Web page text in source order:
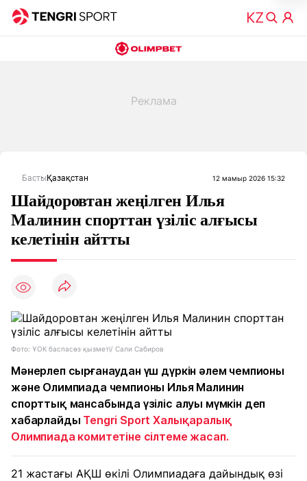
БастыҚазақстан 12 мамыр 2026 15:32
Шайдоровтан жеңілген Илья
Малинин спорттан үзіліс алғысы
келетінін айтты
Фото: ҰОК баспасөз қызметі/ Сали Сабиров
Мәнерлеп сырғанаудан үш дүркін әлем чемпионы
және Олимпиада чемпионы Илья Малинин
спорттық мансабында үзіліс алуы мүмкін деп
хабарлайды Tengri Sport Халықаралық
Олимпиада комитетіне сілтеме жасап.
21 жастағы АҚШ өкілі Олимпиадаға дайындық өзі